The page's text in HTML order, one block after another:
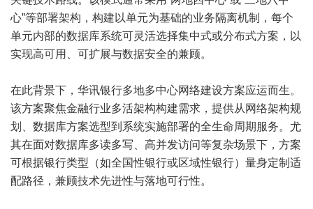
心”等部署架构，构建以单元为基础的业务隔离机制，每个
单元内部的数据库系统可灵活选择集中式或分布式方案，以
实现高可用、可扩展与数据安全的兼顾。
在此背景下，华讯银行多地多中心网络建设方案应运而生。
该方案聚焦金融行业多活架构构建需求，提供从网络架构规
划、数据库方案选型到系统实施部署的全生命周期服务。尤
其在面对数据库多读多写、高并发访问等复杂场景下，方案
可根据银行类型（如全国性银行或区域性银行）量身定制适
配路径，兼顾技术先进性与落地可行性。